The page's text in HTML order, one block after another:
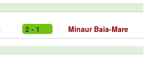
2 - 1 Minaur Baia-Mare